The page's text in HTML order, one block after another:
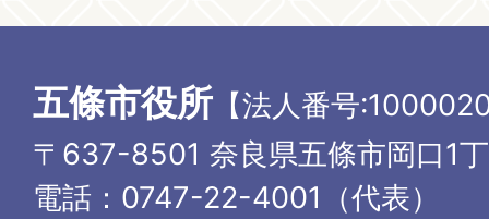
五條市役所 【法人番号
〒637-8501 奈良県五條市岡口1
電話：0747-22-4001（代表）